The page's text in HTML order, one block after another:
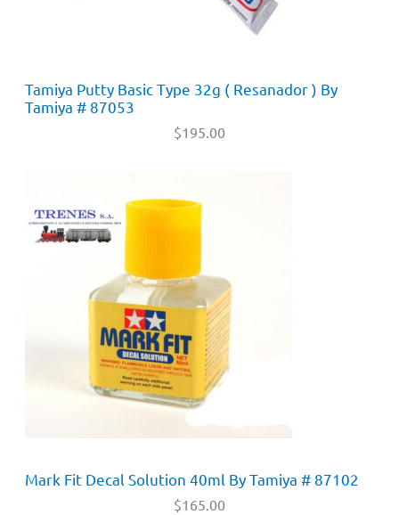
Tamiya Putty Basic Type 32g ( Resanador ) By
Tamiya # 87053
$195.00
Mark Fit Decal Solution 40ml By Tamiya # 87102
$165.00